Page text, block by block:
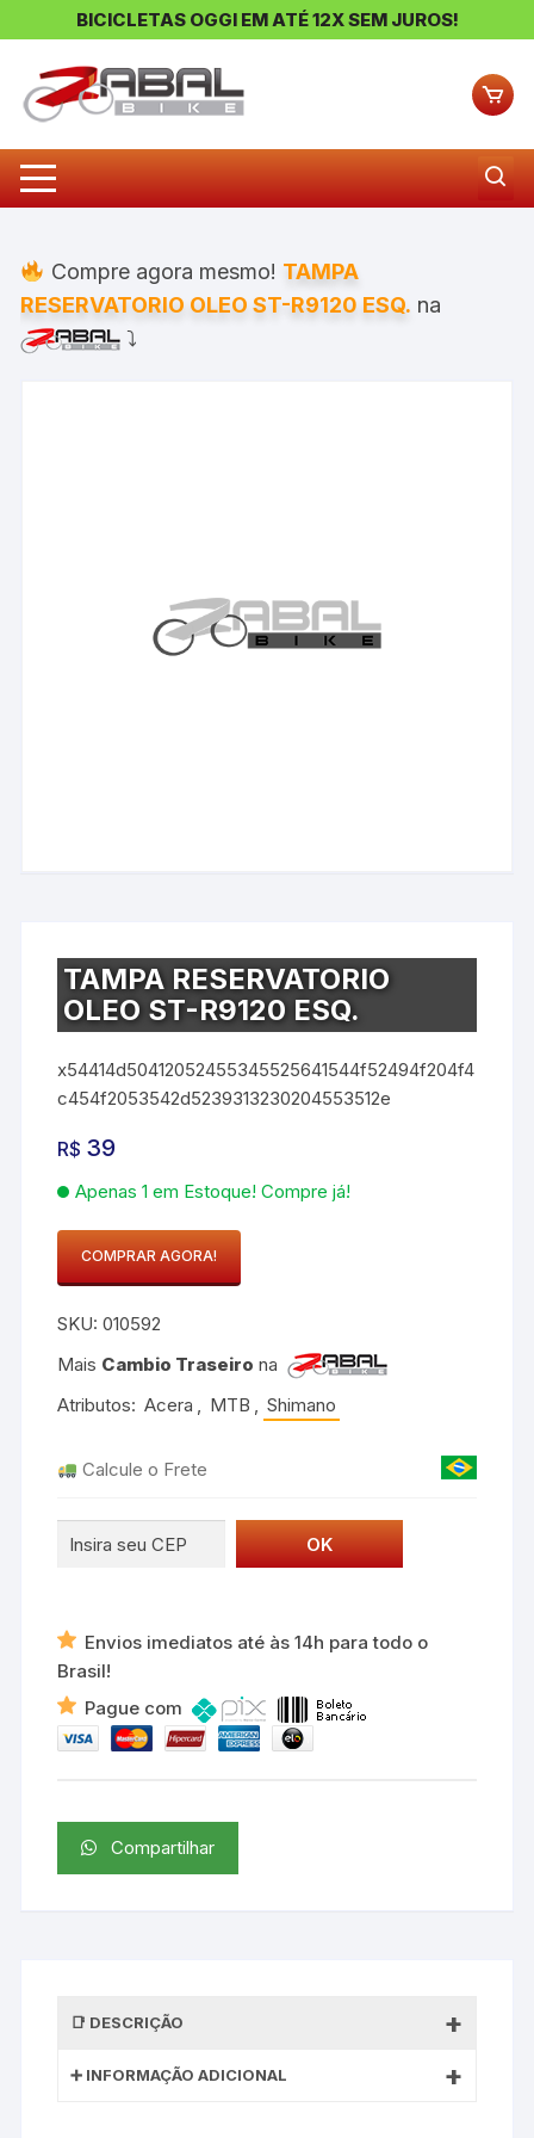
BICICLETAS OGGI EM ATÉ 12X SEM JUROS!
Compre agora mesmo! TAMPA
RESERVATORIO OLEO ST-R9120 ESQ. na
⤵
TAMPA RESERVATORIO
OLEO ST-R9120 ESQ.
x54414d50412052455345525641544f52494f204f4
c454f2053542d5239313230204553512e
R$ 39
Apenas 1 em Estoque! Compre já!
OLEO
ST-
ESQ.
COMPRAR AGORA!
SKU:010592
Mais Cambio Traseiro na
Atributos: Acera , MTB , Shimano
Calcule o Frete
Envios imediatos até às 14h para todo o
Brasil!
Pague com
Compartilhar
DESCRIÇÃO
INFORMAÇÃO ADICIONAL